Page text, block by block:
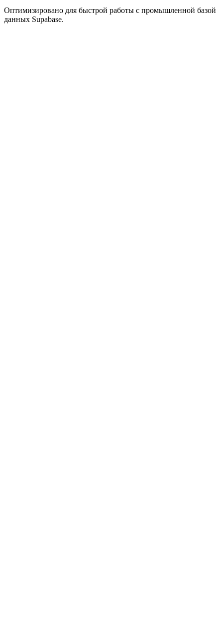
Оптимизировано для быстрой работы с промышленной базой
данных Supabase.